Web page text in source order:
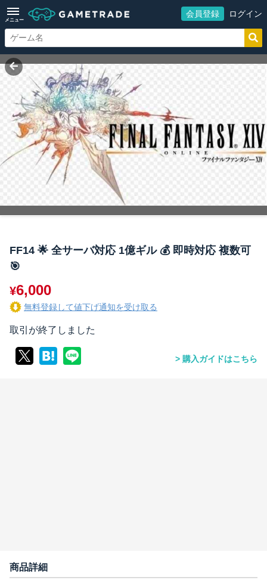
メニュー
会員登録 ログイン
FF14 🌟 全サーバ対応 1億ギル 💰 即時対応 複数可
🎯
¥6,000
無料登録して値下げ通知を受け取る
取引が終了しました
購入ガイドはこちら
商品詳細